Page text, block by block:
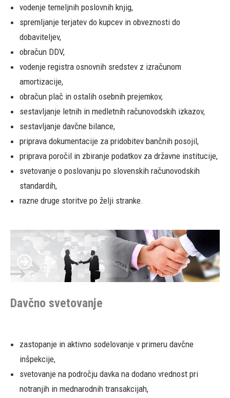
vodenje temeljnih poslovnih knjig,
spremljanje terjatev do kupcev in obveznosti do
dobaviteljev,
obračun DDV,
vodenje registra osnovnih sredstev z izračunom
amortizacije,
obračun plač in ostalih osebnih prejemkov,
sestavljanje letnih in medletnih računovodskih izkazov,
sestavljanje davčne bilance,
priprava dokumentacije za pridobitev bančnih posojil,
priprava poročil in zbiranje podatkov za državne institucije,
svetovanje o poslovanju po slovenskih računovodskih
standardih,
razne druge storitve po želji stranke.
Davčno svetovanje
zastopanje in aktivno sodelovanje v primeru davčne
inšpekcije,
svetovanje na področju davka na dodano vrednost pri
notranjih in mednarodnih transakcijah,